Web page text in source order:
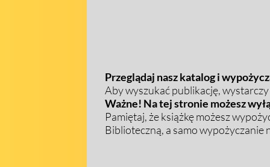
Przeglądaj nasz katalog i
Aby wyszukać publikację,
Ważne! Na tej stronie możesz
Pamiętaj, że książkę możesz
Biblioteczną, a samo wypożyczanie